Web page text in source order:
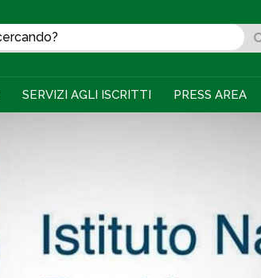
SERVIZI AGLI ISCRITTI PRESS AREA